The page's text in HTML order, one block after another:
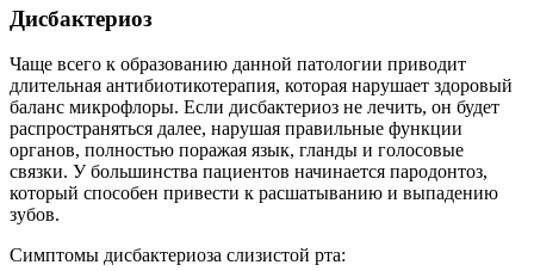
Дисбактериоз
Чаще всего к образованию данной патологии приводит
длительная антибиотикотерапия, которая нарушает здоровый
баланс микрофлоры. Если дисбактериоз не лечить, он будет
распространяться далее, нарушая правильные функции
органов, полностью поражая язык, гланды и голосовые
связки. У большинства пациентов начинается пародонтоз,
который способен привести к расшатыванию и выпадению
зубов.
Симптомы дисбактериоза слизистой рта: